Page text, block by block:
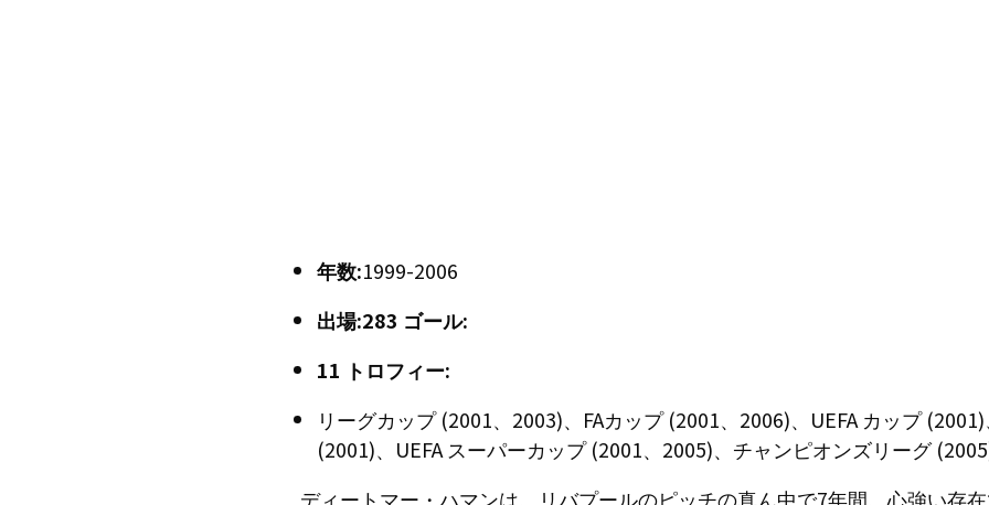
年数:1999-2006
出場:283 ゴール:
11 トロフィー:
リーグカップ (2001、2003)、FAカップ (2001、2006)、UEFA カップ
(2001)、UEFA スーパーカップ (2001、2005)、チャンピオンズリーグ
ディートマー・ハマンは、リバプールのピッチの真ん中で7年間、心強い存在